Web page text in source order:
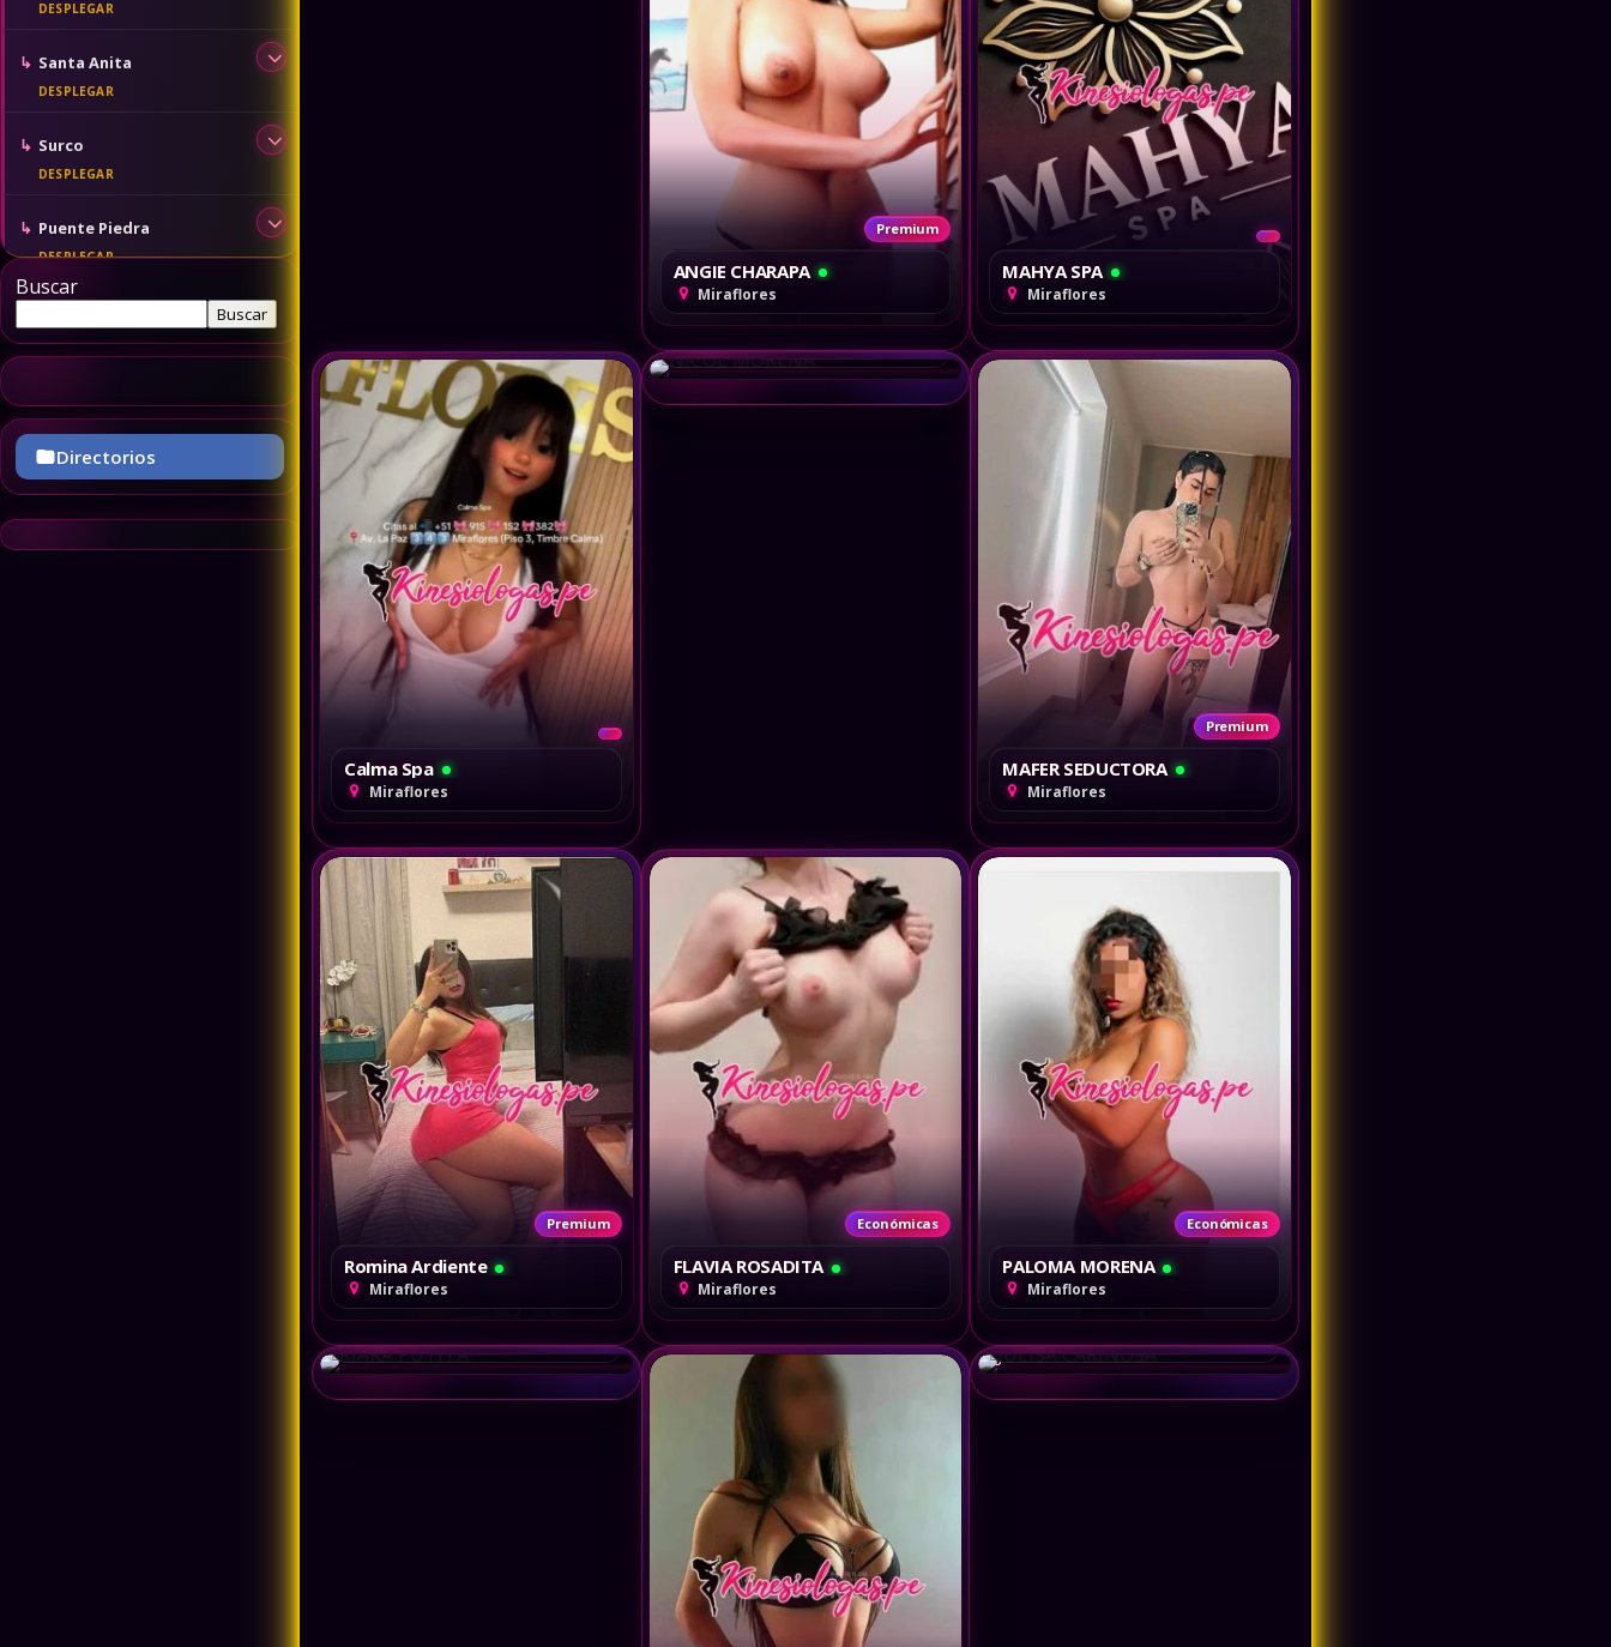
Premium
ANGIE CHARAPA
Miraflores
MAHYA SPA
Miraflores
Calma Spa
Miraflores
Venezolanas, Colombianas y Extranjeras
NICOL MORENA
Miraflores
Premium
MAFER SEDUCTORA
Miraflores
Premium
Romina Ardiente
Miraflores
Económicas
FLAVIA ROSADITA
Miraflores
Económicas
PALOMA MORENA
Miraflores
KIARA PUTITA
Miraflores
JULISA CARIÑOSA
Miraflores
Santa Anita
Surco
Puente Piedra
Chorrillos
Buscar
Buscar
Directorios